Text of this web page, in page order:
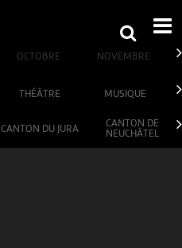
OCTOBRE NOVEMBRE
THÉÂTRE MUSIQUE
CANTON DU JURA
CANTON DE
NEUCHÂTEL